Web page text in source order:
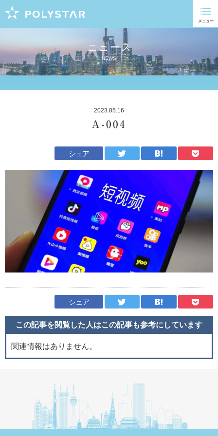
ニュース
NEWS
2023.05.16
A-004
シェア
シェア
この記事を閲覧した人はこの記事も参考にしています
関連情報はありません。